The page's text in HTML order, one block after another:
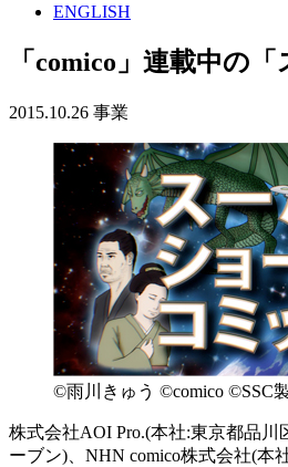
ENGLISH
「comico」連載中の
2015.10.26 事業
©雨川きゅう ©comico ©SSC
株式会社AOI Pro.(本社:東京都品
ーブン)、NHN comico株式会社(本